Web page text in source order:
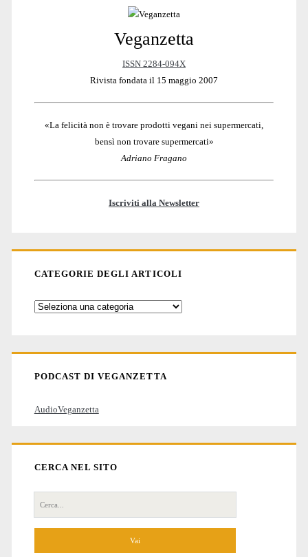
Veganzetta
ISSN 2284-094X
Rivista fondata il 15 maggio 2007
«La felicità non è trovare prodotti vegani nei supermercati,
bensì non trovare supermercati»
Adriano Fragano
Iscriviti alla Newsletter
CATEGORIE DEGLI ARTICOLI
Categorie
PODCAST DI VEGANZETTA
AudioVeganzetta
CERCA NEL SITO
Cerca
per: